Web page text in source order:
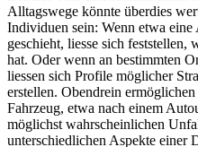
Alltagswege könnte überdies
Individuen sein: Wenn etwa eine
geschieht, liesse sich feststellen,
hat. Oder wenn an bestimmten
liessen sich Profile möglicher
erstellen. Obendrein
Fahrzeug, etwa nach einem
möglichst wahrscheinlichen
unterschiedlichen Aspekte einer